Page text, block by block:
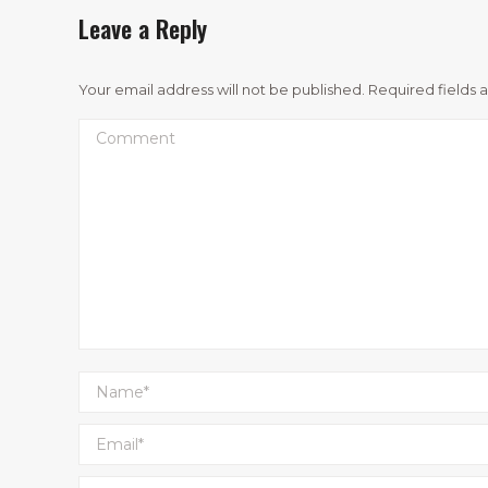
Leave a Reply
Your email address will not be published. Required fields
Comment
Name *
Email *